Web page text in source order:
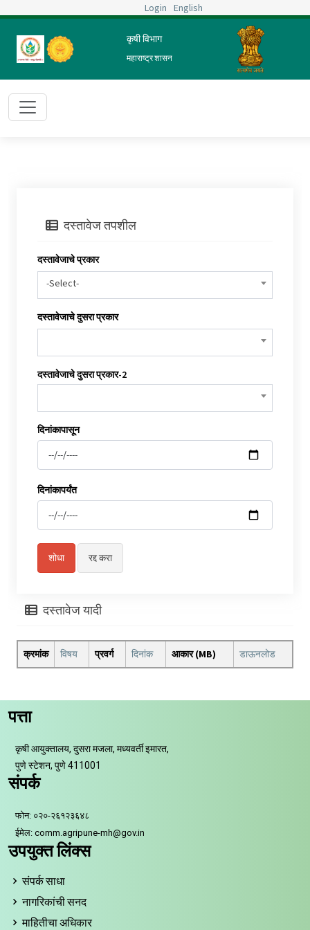
Login English
कृषी विभाग
महाराष्ट्र शासन
तुम्ही आता येथे आहात :मुख्य पृष्ठप्रशासनपरीक्षापरिक्षेचा निकाल
छापा
दस्तावेज तपशील
दस्तावेजाचे प्रकार
-Select-
दस्तावेजाचे दुसरा प्रकार
दस्तावेजाचे दुसरा प्रकार-2
दिनांकापासून
दिनांकापर्यंत
दस्तावेज यादी
क्रमांक विषय प्रवर्ग दिनांक आकार (MB) डाऊनलोड
पत्ता
कृषी आयुक्तालय, दुसरा मजला, मध्यवर्ती इमारत,
पुणे स्टेशन, पुणे 411001
संपर्क
फोन: ०२०-२६१२३६४८
ईमेल: comm.agripune-mh@gov.in
उपयुक्त लिंक्स
संपर्क साधा
नागरिकांची सनद
माहितीचा अधिकार